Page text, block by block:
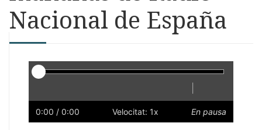
Nacional de España
Reproductor
Lent
0:00 / 0:00 Velocitat: 1x En pausa